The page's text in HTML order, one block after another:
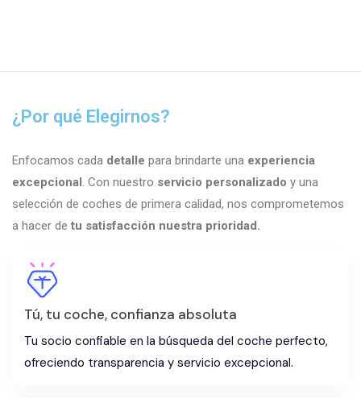
¿Por qué Elegirnos?
Enfocamos cada detalle para brindarte una experiencia
excepcional. Con nuestro servicio personalizado y una
selección de coches de primera calidad, nos comprometemos
a hacer de tu satisfacción nuestra prioridad.
Tú, tu coche, confianza absoluta
Tu socio confiable en la búsqueda del coche perfecto,
ofreciendo transparencia y servicio excepcional.